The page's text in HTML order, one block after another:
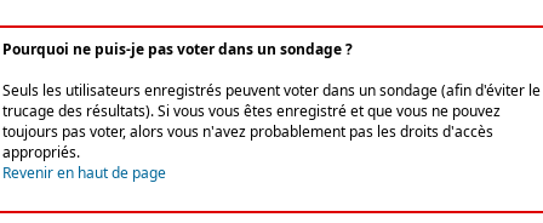
Pourquoi ne puis-je pas voter dans un sondage ?
Seuls les utilisateurs enregistrés peuvent voter dans un sondage (afin d'éviter le
trucage des résultats). Si vous vous êtes enregistré et que vous ne pouvez
toujours pas voter, alors vous n'avez probablement pas les droits d'accès
appropriés.
Revenir en haut de page